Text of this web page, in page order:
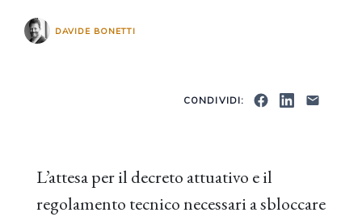
DAVIDE BONETTI
CONDIVIDI:
L’attesa per il decreto attuativo e il
regolamento tecnico necessari a sbloccare